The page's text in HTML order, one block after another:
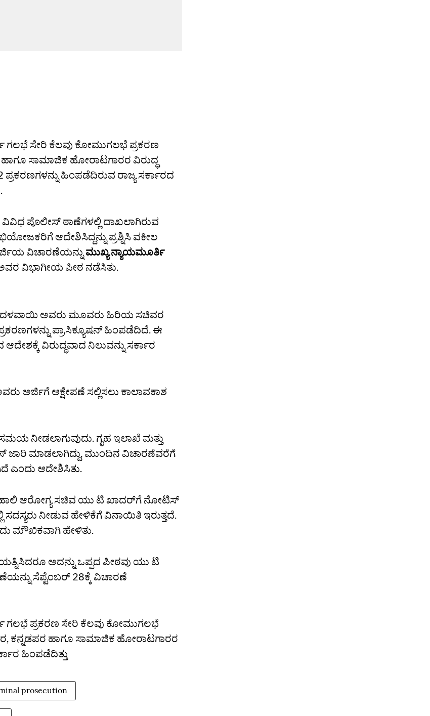
ಗಲಭೆ ಸೇರಿ ಕೆಲವು ಕೋಮುಗಲಭೆ ಪ್ರಕರಣ
ಹಾಗೂ ಸಾಮಾಜಿಕ ಹೋರಾಟಗಾರರ ವಿರುದ್ಧ
ಹಿಂಪಡೆದಿರುವ ರಾಜ್ಯ ಸರ್ಕಾರದ
ವಿವಿಧ ಪೊಲೀಸ್‌ ಠಾಣೆಗಳಲ್ಲಿ ದಾಖಲಾಗಿರುವ
ಆದೇಶಿಸಿದ್ದನ್ನು ಪ್ರಶ್ನಿಸಿ ವಕೀಲ
ವಿಚಾರಣೆಯನ್ನು ಮುಖ್ಯ ನ್ಯಾಯಮೂರ್ತಿ
ವಿಭಾಗೀಯ ಪೀಠ ನಡೆಸಿತು.
ದಳವಾಯಿ ಅವರು ಮೂವರು ಹಿರಿಯ ಸಚಿವರ
ಪ್ರಾಸಿಕ್ಯೂಷನ್‌ ಹಿಂಪಡೆದಿದೆ. ಈ
ವಿರುದ್ಧವಾದ ನಿಲುವನ್ನು ಸರ್ಕಾರ
ಅರ್ಜಿಗೆ ಆಕ್ಷೇಪಣೆ ಸಲ್ಲಿಸಲು ಕಾಲಾವಕಾಶ
ಸಮಯ ನೀಡಲಾಗುವುದು. ಗೃಹ ಇಲಾಖೆ ಮತ್ತು
ಜಾರಿ ಮಾಡಲಾಗಿದ್ದು, ಮುಂದಿನ ವಿಚಾರಣೆವರೆಗೆ
ಎಂದು ಆದೇಶಿಸಿತು.
ಹಾಲಿ ಆರೋಗ್ಯ ಸಚಿವ ಯು ಟಿ ಖಾದರ್‌ಗೆ ನೋಟಿಸ್‌
ನೀಡುವ ಹೇಳಿಕೆಗೆ ವಿನಾಯಿತಿ ಇರುತ್ತದೆ.
ಮೌಖಿಕವಾಗಿ ಹೇಳಿತು.
ಅದನ್ನು ಒಪ್ಪದ ಪೀಠವು ಯು ಟಿ
ಸೆಪ್ಟೆಂಬರ್‌ 28ಕ್ಕೆ ವಿಚಾರಣೆ
ಗಲಭೆ ಪ್ರಕರಣ ಸೇರಿ ಕೆಲವು ಕೋಮುಗಲಭೆ
ಕನ್ನಡಪರ ಹಾಗೂ ಸಾಮಾಜಿಕ ಹೋರಾಟಗಾರರ
ಹಿಂಪಡೆದಿತ್ತು
prosecution